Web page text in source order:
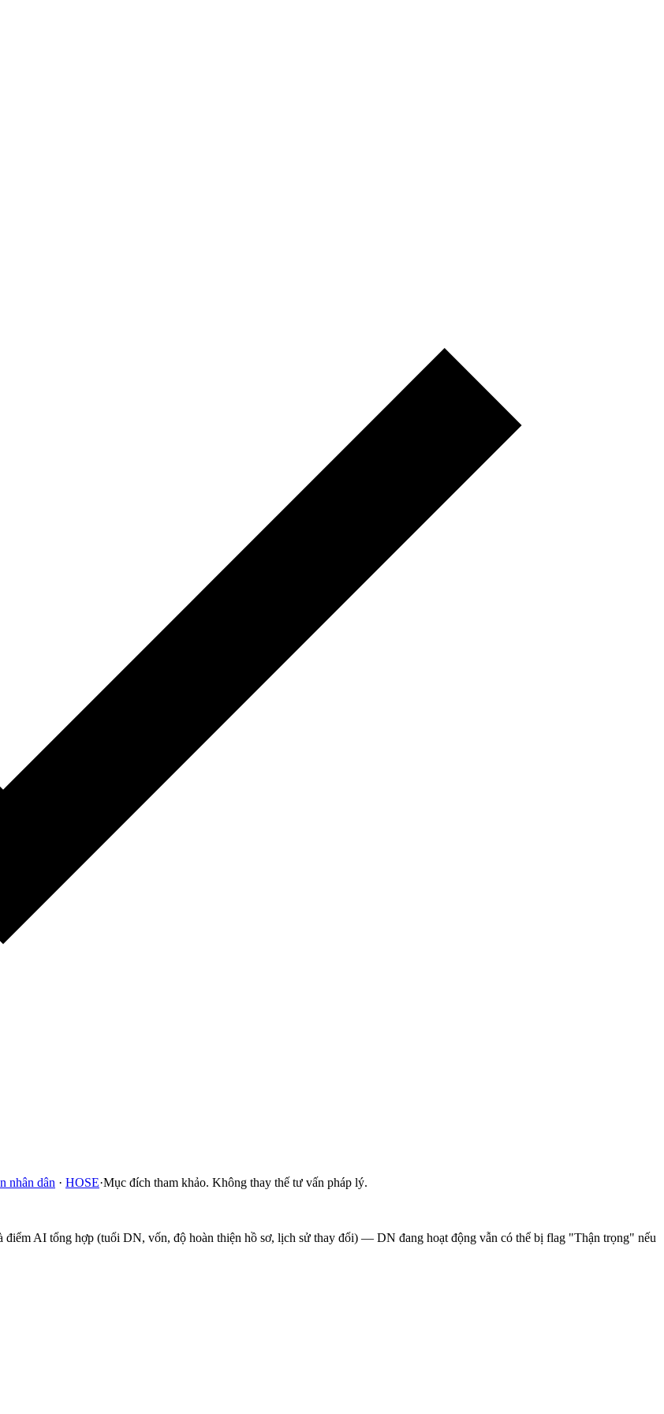
nhân dân · HOSE·Mục đích tham khảo. Không thay thế tư vấn pháp lý.
điểm AI tổng hợp (tuổi DN, vốn, độ hoàn thiện hồ sơ, lịch sử thay đổi) — DN đang hoạt động vẫn có thể bị flag "Thận trọng" nếu